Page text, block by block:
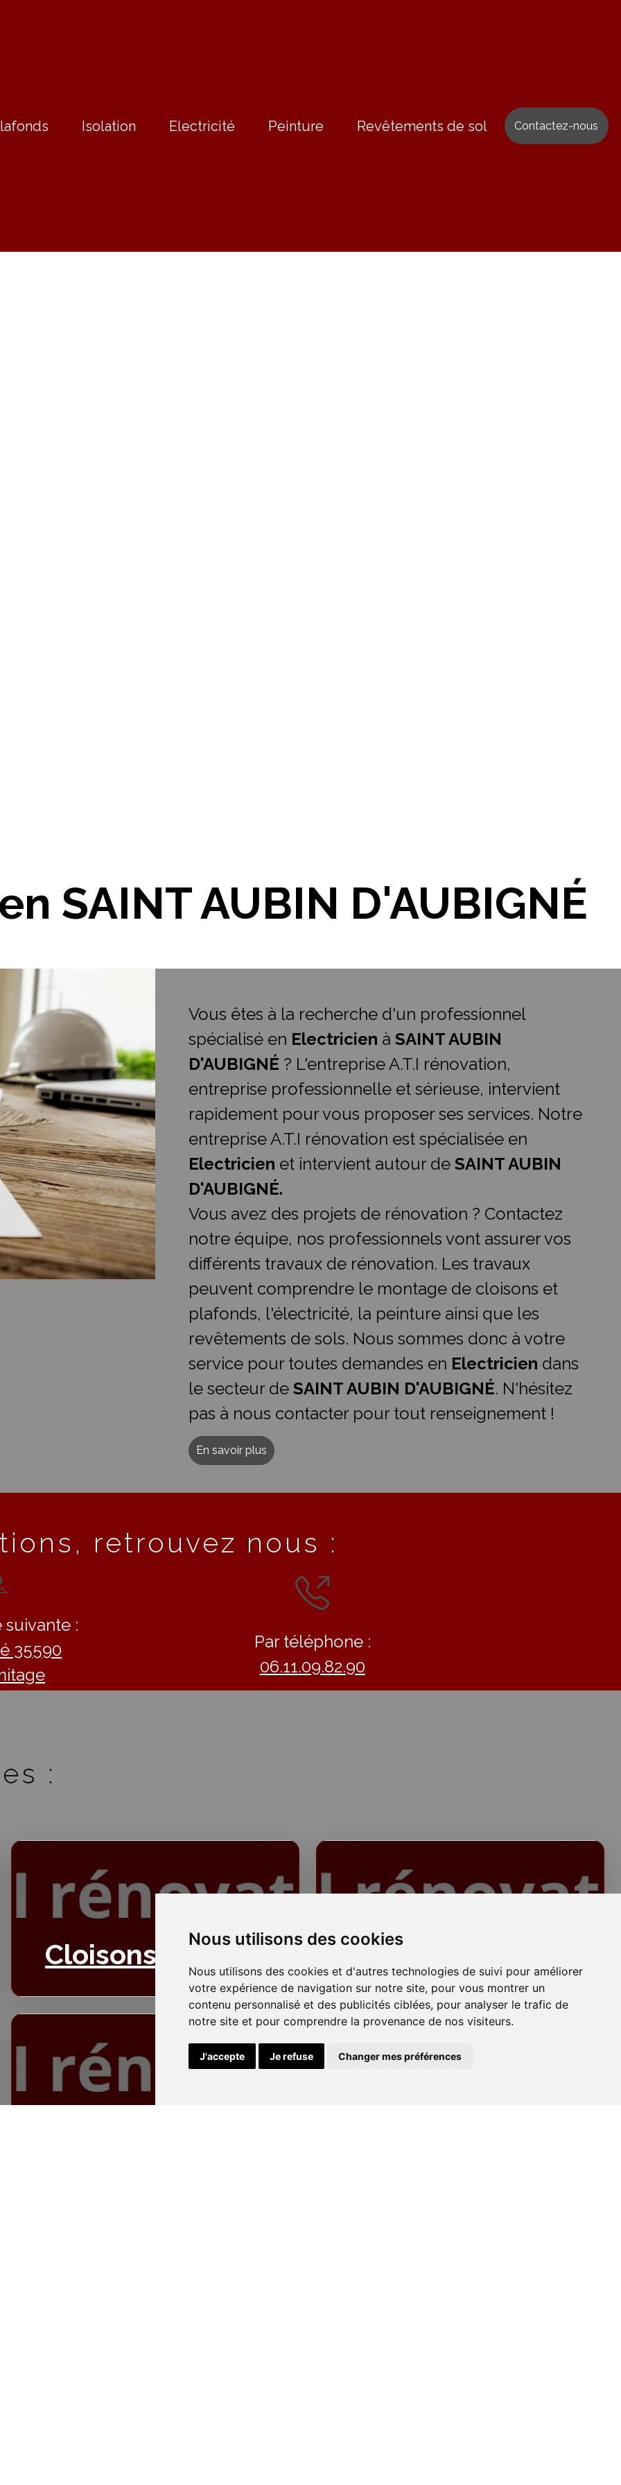
Nous utilisons des cookies
Nous utilisons des cookies et d'autres technologies de suivi pour améliorer
votre expérience de navigation sur notre site, pour vous montrer un
contenu personnalisé et des publicités ciblées, pour analyser le trafic de
notre site et pour comprendre la provenance de nos visiteurs.
J'accepte Je refuse Changer mes préférences
Isolation Electricité Peinture Revêtements de sol Contactez-nous
SAINT AUBIN D'AUBIGNÉ
Vous êtes à la recherche d'un professionnel
spécialisé en Electricien à SAINT AUBIN
D'AUBIGNÉ ? L'entreprise A.T.I rénovation,
entreprise professionnelle et sérieuse, intervient
rapidement pour vous proposer ses services. Notre
entreprise A.T.I rénovation est spécialisée en
Electricien et intervient autour de SAINT AUBIN
D'AUBIGNÉ.
Vous avez des projets de rénovation ? Contactez
notre équipe, nos professionnels vont assurer vos
différents travaux de rénovation. Les travaux
peuvent comprendre le montage de cloisons et
plafonds, l'électricité, la peinture ainsi que les
revêtements de sols. Nous sommes donc à votre
service pour toutes demandes en Electricien dans
le secteur de SAINT AUBIN D'AUBIGNÉ. N'hésitez
pas à nous contacter pour tout renseignement !
En savoir plus
retrouvez nous :
suivante :
35590
Par téléphone :
06.11.09.82.90
:
Cloisons Plafonds